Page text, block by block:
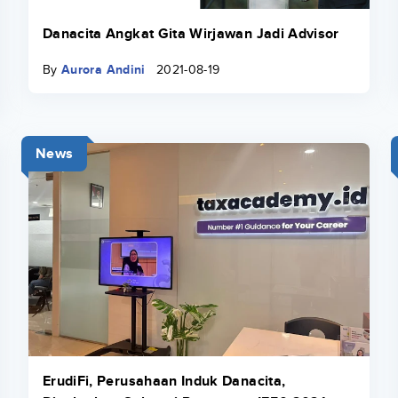
Danacita Angkat Gita Wirjawan Jadi Advisor
By Aurora Andini 2021-08-19
News
ErudiFi, Perusahaan Induk Danacita,